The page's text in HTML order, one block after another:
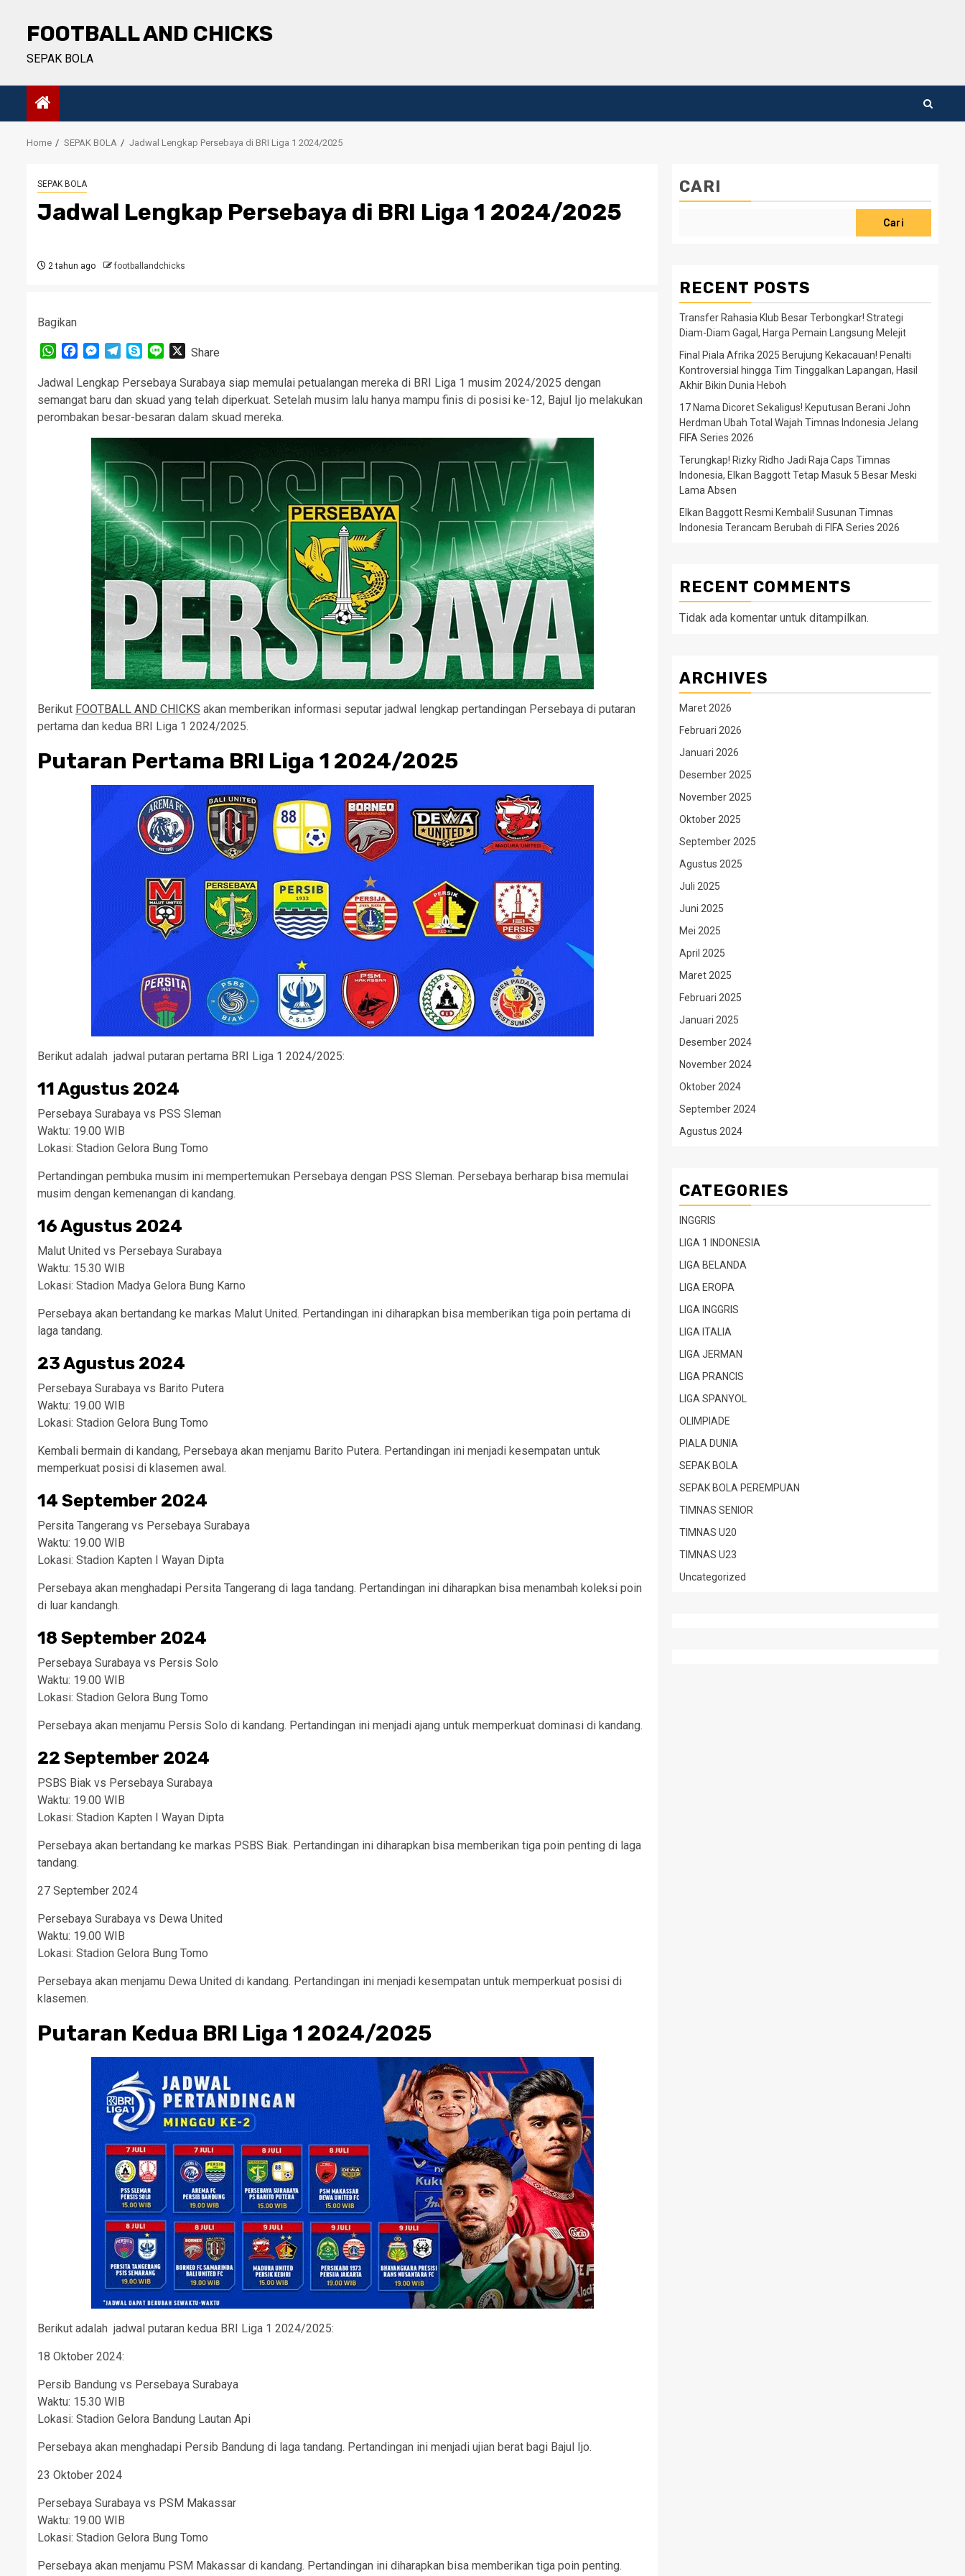
contentFOOTBALL AND CHICKS
SEPAK BOLA
Home SEPAK BOLA Jadwal Lengkap Persebaya di BRI Liga 1 2024/2025
SEPAK BOLA
Jadwal Lengkap Persebaya di BRI Liga 1 2024/2025
2 tahun ago footballandchicks
Bagikan
WhatsApp
FacebookMessenger
TelegramSkypeLine XShare
Jadwal Lengkap Persebaya Surabaya siap memulai petualangan mereka di BRI Liga 1 musim 2024/2025 dengan
semangat baru dan skuad yang telah diperkuat. Setelah musim lalu hanya mampu finis di posisi ke-12, Bajul Ijo melakukan
perombakan besar-besaran dalam skuad mereka.
Berikut FOOTBALL AND CHICKS akan memberikan informasi seputar jadwal lengkap pertandingan Persebaya di putaran
pertama dan kedua BRI Liga 1 2024/2025.
Putaran Pertama BRI Liga 1 2024/2025
Berikut adalah jadwal putaran pertama BRI Liga 1 2024/2025:
11 Agustus 2024
Persebaya Surabaya vs PSS Sleman
Waktu: 19.00 WIB
Lokasi: Stadion Gelora Bung Tomo
Pertandingan pembuka musim ini mempertemukan Persebaya dengan PSS Sleman. Persebaya berharap bisa memulai
musim dengan kemenangan di kandang.
16 Agustus 2024
Malut United vs Persebaya Surabaya
Waktu: 15.30 WIB
Lokasi: Stadion Madya Gelora Bung Karno
Persebaya akan bertandang ke markas Malut United. Pertandingan ini diharapkan bisa memberikan tiga poin pertama di
laga tandang.
23 Agustus 2024
Persebaya Surabaya vs Barito Putera
Waktu: 19.00 WIB
Lokasi: Stadion Gelora Bung Tomo
Kembali bermain di kandang, Persebaya akan menjamu Barito Putera. Pertandingan ini menjadi kesempatan untuk
memperkuat posisi di klasemen awal.
14 September 2024
Persita Tangerang vs Persebaya Surabaya
Waktu: 19.00 WIB
Lokasi: Stadion Kapten I Wayan Dipta
Persebaya akan menghadapi Persita Tangerang di laga tandang. Pertandingan ini diharapkan bisa menambah koleksi poin
di luar kandangh.
18 September 2024
Persebaya Surabaya vs Persis Solo
Waktu: 19.00 WIB
Lokasi: Stadion Gelora Bung Tomo
Persebaya akan menjamu Persis Solo di kandang. Pertandingan ini menjadi ajang untuk memperkuat dominasi di kandang.
22 September 2024
PSBS Biak vs Persebaya Surabaya
Waktu: 19.00 WIB
Lokasi: Stadion Kapten I Wayan Dipta
Persebaya akan bertandang ke markas PSBS Biak. Pertandingan ini diharapkan bisa memberikan tiga poin penting di laga
tandang.
27 September 2024
Persebaya Surabaya vs Dewa United
Waktu: 19.00 WIB
Lokasi: Stadion Gelora Bung Tomo
Persebaya akan menjamu Dewa United di kandang. Pertandingan ini menjadi kesempatan untuk memperkuat posisi di
klasemen.
Putaran Kedua BRI Liga 1 2024/2025
Berikut adalah jadwal putaran kedua BRI Liga 1 2024/2025:
18 Oktober 2024:
Persib Bandung vs Persebaya Surabaya
Waktu: 15.30 WIB
Lokasi: Stadion Gelora Bandung Lautan Api
Persebaya akan menghadapi Persib Bandung di laga tandang. Pertandingan ini menjadi ujian berat bagi Bajul Ijo.
23 Oktober 2024
Persebaya Surabaya vs PSM Makassar
Waktu: 19.00 WIB
Lokasi: Stadion Gelora Bung Tomo
Persebaya akan menjamu PSM Makassar di kandang. Pertandingan ini diharapkan bisa memberikan tiga poin penting.
CARI
Cari
RECENT POSTS
Transfer Rahasia Klub Besar Terbongkar! Strategi
Diam-Diam Gagal, Harga Pemain Langsung Melejit
Final Piala Afrika 2025 Berujung Kekacauan! Penalti
Kontroversial hingga Tim Tinggalkan Lapangan, Hasil
Akhir Bikin Dunia Heboh
17 Nama Dicoret Sekaligus! Keputusan Berani John
Herdman Ubah Total Wajah Timnas Indonesia Jelang
FIFA Series 2026
Terungkap! Rizky Ridho Jadi Raja Caps Timnas
Indonesia, Elkan Baggott Tetap Masuk 5 Besar Meski
Lama Absen
Elkan Baggott Resmi Kembali! Susunan Timnas
Indonesia Terancam Berubah di FIFA Series 2026
RECENT COMMENTS
Tidak ada komentar untuk ditampilkan.
ARCHIVES
Maret 2026
Februari 2026
Januari 2026
Desember 2025
November 2025
Oktober 2025
September 2025
Agustus 2025
Juli 2025
Juni 2025
Mei 2025
April 2025
Maret 2025
Februari 2025
Januari 2025
Desember 2024
November 2024
Oktober 2024
September 2024
Agustus 2024
CATEGORIES
INGGRIS
LIGA 1 INDONESIA
LIGA BELANDA
LIGA EROPA
LIGA INGGRIS
LIGA ITALIA
LIGA JERMAN
LIGA PRANCIS
LIGA SPANYOL
OLIMPIADE
PIALA DUNIA
SEPAK BOLA
SEPAK BOLA PEREMPUAN
TIMNAS SENIOR
TIMNAS U20
TIMNAS U23
Uncategorized